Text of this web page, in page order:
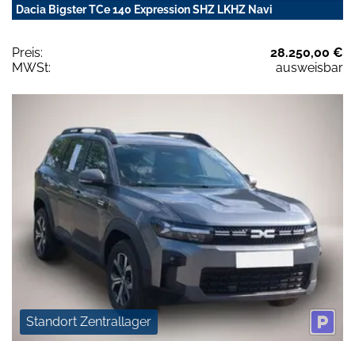
Dacia Bigster TCe 140 Expression SHZ LKHZ Navi
Preis:
28.250,00 €
MWSt:
ausweisbar
Standort Zentrallager